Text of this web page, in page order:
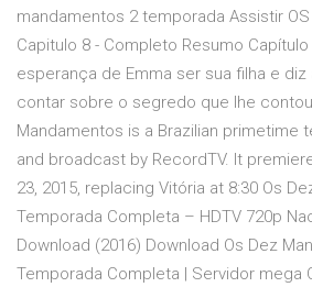
mandamentos 2 temporada Assistir OS
Capitulo 8 - Completo Resumo
esperança de Emma ser sua filha e diz
contar sobre o segredo que lhe
Mandamentos is a Brazilian primetime
and broadcast by RecordTV. It
23, 2015, replacing Vitória at 8:30 Os
Temporada Completa – HDTV 720p
Download (2016) Download Os Dez
Temporada Completa | Servidor mega